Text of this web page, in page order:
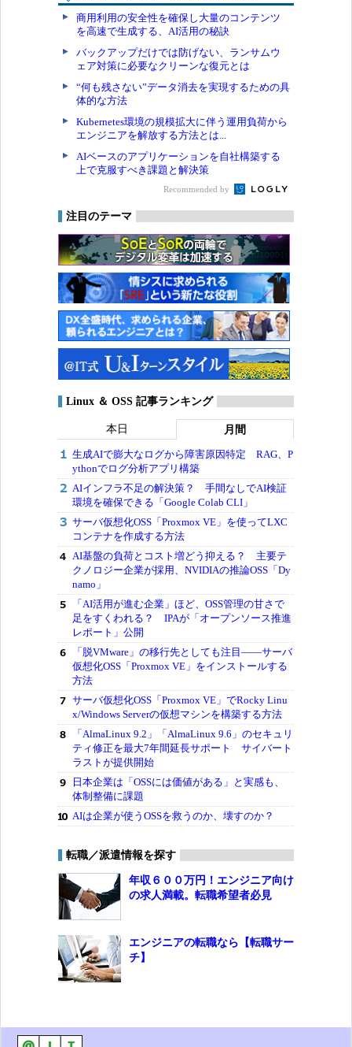
商用利用の安全性を確保し大量のコンテンツ
を高速で生成する、AI活用の秘訣
バックアップだけでは防げない、ランサムウ
ェア対策に必要なクリーンな復元とは
“何も残さない”データ消去を実現するための具
体的な方法
Kubernetes環境の規模拡大に伴う運用負荷から
エンジニアを解放する方法とは...
AIベースのアプリケーションを自社構築する
上で克服すべき課題と解決策
Recommended by
注目のテーマ
Linux ＆ OSS 記事ランキング
本日 月間
生成AIで膨大なログから障害原因特定 RAG、P
ythonでログ分析アプリ構築
AIインフラ不足の解決策？ 手間なしでAI検証
環境を確保できる「Google Colab CLI」
サーバ仮想化OSS「Proxmox VE」を使ってLXC
コンテナを作成する方法
AI基盤の負荷とコスト増どう抑える？ 主要テ
クノロジー企業が採用、NVIDIAの推論OSS「Dy
namo」
「AI活用が進む企業」ほど、OSS管理の甘さで
足をすくわれる？ IPAが「オープンソース推進
レポート」公開
「脱VMware」の移行先としても注目――サーバ
仮想化OSS「Proxmox VE」をインストールする
方法
サーバ仮想化OSS「Proxmox VE」でRocky Linu
x/Windows Serverの仮想マシンを構築する方法
「AlmaLinux 9.2」「AlmaLinux 9.6」のセキュリ
ティ修正を最大7年間延長サポート サイバート
ラストが提供開始
日本企業は「OSSには価値がある」と実感も、
体制整備に課題
AIは企業が使うOSSを救うのか、壊すのか？
転職／派遣情報を探す
年収６００万円！エンジニア向け
の求人満載。転職希望者必見
エンジニアの転職なら【転職サー
チ】